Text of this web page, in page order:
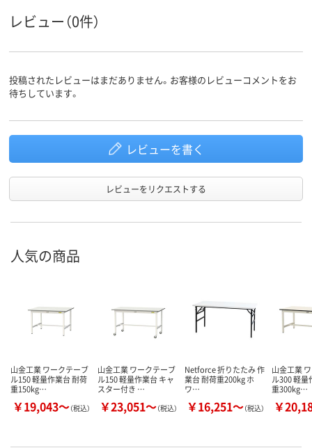
レビュー（0件）
投稿されたレビューはまだありません。お客様のレビューコメントをお
待ちしています。
レビューを書く
レビューをリクエストする
人気の商品
山金工業 ワークテーブ
ル150 軽量作業台 耐荷
重150kg…
￥19,043～（税込）
山金工業 ワークテーブ
ル150 軽量作業台 キャ
スター付き …
￥23,051～（税込）
Netforce 折りたたみ 作
業台 耐荷重200kg ホ
ワ…
￥16,251～（税込）
山金工業
ル300 軽量
重300kg…
￥